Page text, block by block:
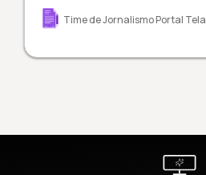
Time de Jornalismo Portal Tela